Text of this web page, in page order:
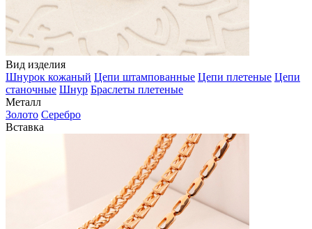
Вид изделия
Шнурок кожаный Цепи штампованные Цепи плетеные Цепи
станочные Шнур Браслеты плетеные
Металл
Золото Серебро
Вставка